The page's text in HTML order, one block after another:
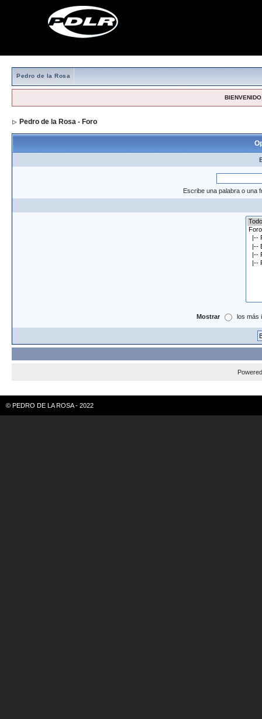
Pedro de la Rosa
Pedro de la Rosa - Foro
Escribe una palabra o una
Mostrar los más
© PEDRO DE LA ROSA - 2022